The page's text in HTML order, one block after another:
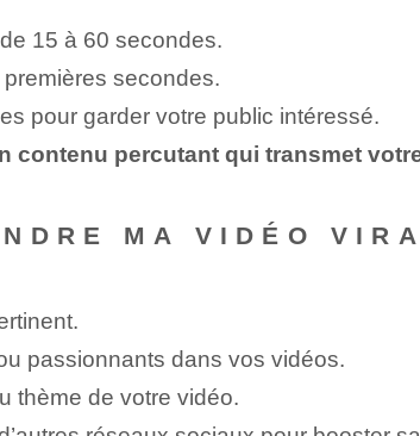
15 à 60 secondes.
secondes.
pour garder votre public intéressé.
contenu percutant qui transmet
MA VIDÉO
passionnants dans vos vidéos.
thème de votre vidéo.